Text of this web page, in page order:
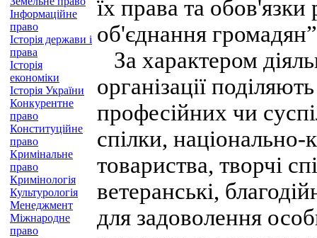
Інформаційне
право
Історія держави і
права
Історія
економіки
Історія України
Конкурентне
право
Конституційне
право
Кримінальне
право
Кримінологія
Культурологія
Менеджмент
Міжнародне
право
їх права та
об'єднання
За характером
організації
професійних чи
спілки, національно-
товариства, творчі
ветеранські,
для задоволення